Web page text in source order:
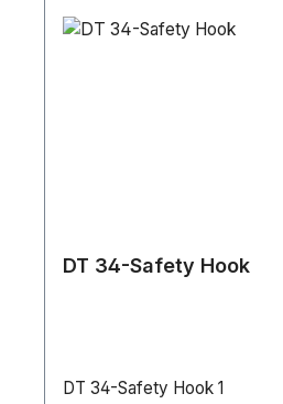
DT 34-Safety Hook
DT 34-Safety Hook 1